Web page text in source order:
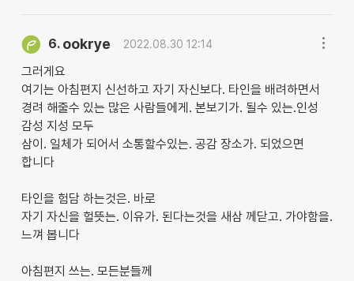
6. ookrye 2022.08.30 12:14
그러게요
여기는 아침편지 신선하고 자기 자신보다. 타인을 배려하면서
경려 해줄수 있는 많은 사람들에게. 본보기가. 될수 있는.인성
감성 지성 모두
삼이. 일체가 되어서 소통할수있는. 공감 장소가. 되었으면
합니다
타인을 험담 하는것은. 바로
자기 자신을 헐뜻는. 이유가. 된다는것을 새삼 께닫고. 가야함을.
느껴 봅니다
아침편지 쓰는. 모든분들께